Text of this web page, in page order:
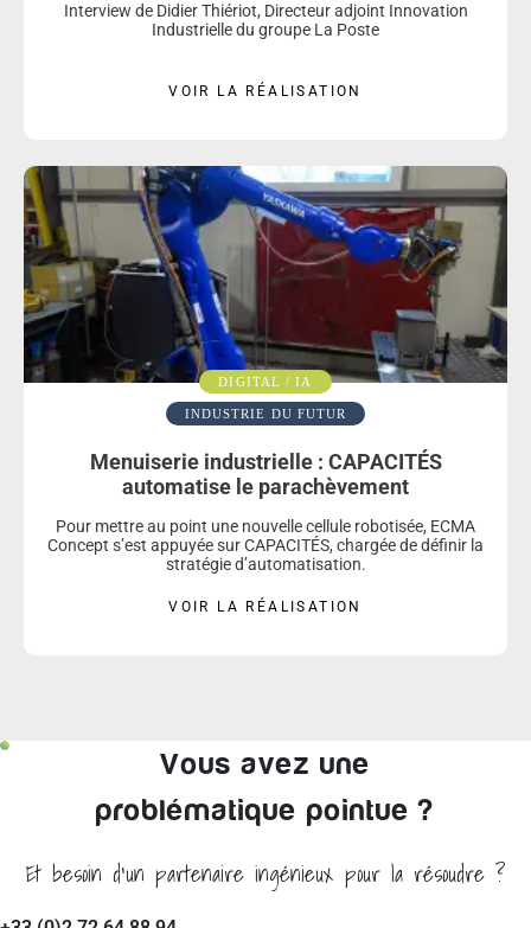
Interview de Didier Thiériot, Directeur adjoint Innovation
Industrielle du groupe La Poste
VOIR LA RÉALISATION
DIGITAL / IA
INDUSTRIE DU FUTUR
Menuiserie industrielle : CAPACITÉS
automatise le parachèvement
Pour mettre au point une nouvelle cellule robotisée, ECMA
Concept s’est appuyée sur CAPACITÉS, chargée de définir la
stratégie d’automatisation.
VOIR LA RÉALISATION
Vous avez une
problématique pointue ?
Et besoin d'un partenaire ingénieux pour la résoudre ?